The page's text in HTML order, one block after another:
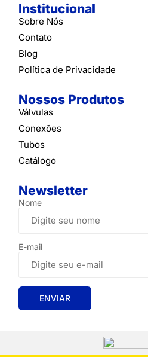
Institucional
Sobre Nós
Contato
Blog
Política de Privacidade
Nossos Produtos
Válvulas
Conexões
Tubos
Catálogo
Newsletter
Nome
E-mail